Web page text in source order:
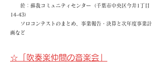
於：蘇我コミュニティセンター（千葉市中央区今井1丁目
14-43）
ソロコンテストのまとめ、事業報告・決算と次年度事業計
画など
☆「吹奏楽仲間の音楽会」